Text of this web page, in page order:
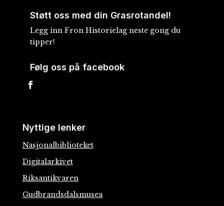
Støtt oss med din Grasrotandel!
Legg inn Fron Historielag neste gong du
tipper!
Følg oss på facebook
Nyttige lenker
Nasjonalbiblioteket
Digitalarkivet
Riksantikvaren
Gudbrandsdalsmusea